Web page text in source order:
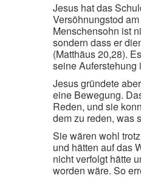
Jesus hat das
Versöhnungstod
Menschensohn ist
sondern dass er
(Matthäus 20,28).
seine Auferstehung
Jesus gründete
eine Bewegung.
Reden, und sie
dem zu reden, was
Sie wären wohl
und hätten auf das
nicht verfolgt hätte
worden wäre. So